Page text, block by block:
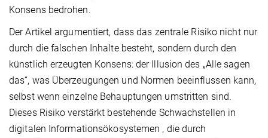
Konsens bedrohen.
Der Artikel argumentiert, dass das zentrale Risiko nicht nur
durch die falschen Inhalte besteht, sondern durch den
künstlich erzeugten Konsens: der Illusion des „Alle sagen
das“, was Überzeugungen und Normen beeinflussen kann,
selbst wenn einzelne Behauptungen umstritten sind.
Dieses Risiko verstärkt bestehende Schwachstellen in
digitalen Informationsökosystemen , die durch